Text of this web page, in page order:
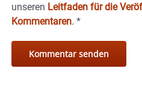
unseren Leitfaden für die
Kommentaren. *